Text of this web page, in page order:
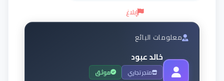
إبلاغ
معلومات البائع
خالد عبود
متجر تجاري موثق